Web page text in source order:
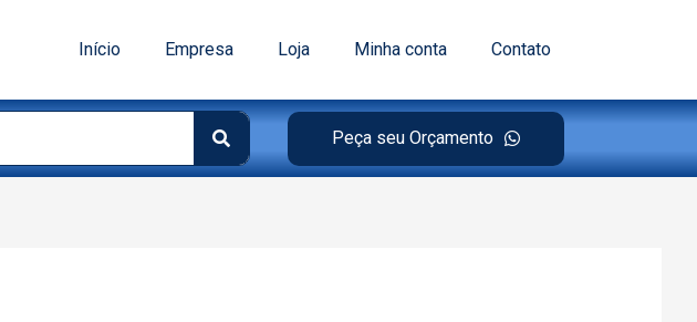
Início Empresa Loja Minha conta Contato
Peça seu Orçamento